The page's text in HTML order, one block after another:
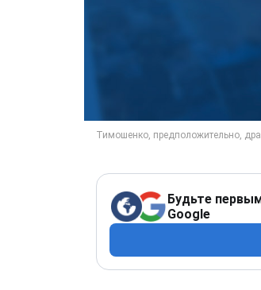
Будьте
Google